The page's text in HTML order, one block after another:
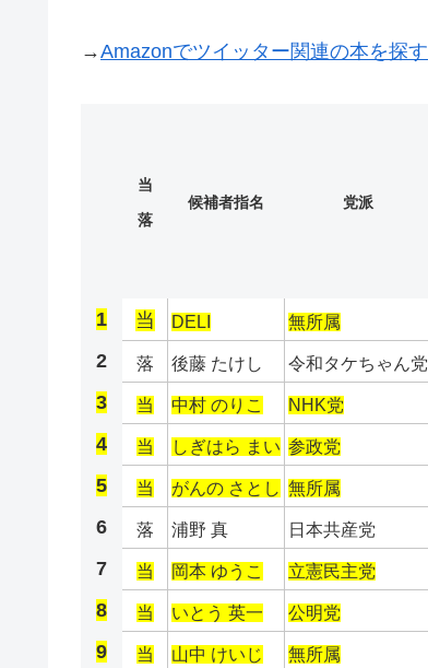
→Amazonでツイッター関連の本を探す
当
落
候補者指名 党派
1 当 DELI 無所属
2 落 後藤 たけし 令和タケちゃん党
3 当 中村 のりこ NHK党
4 当 しぎはら まい 参政党
5 当 がんの さとし 無所属
6 落 浦野 真 日本共産党
7 当 岡本 ゆうこ 立憲民主党
8 当 いとう 英一 公明党
9 当 山中 けいじ 無所属